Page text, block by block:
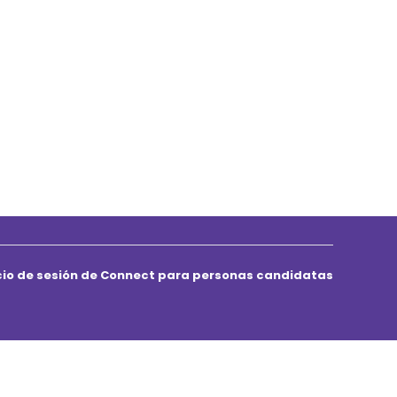
de sesión de Connect para personas candidatas